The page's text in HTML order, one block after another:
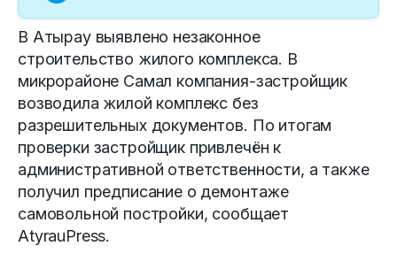
В Атырау выявлено незаконное
строительство жилого комплекса. В
микрорайоне Самал компания-застройщик
возводила жилой комплекс без
разрешительных документов. По итогам
проверки застройщик привлечён к
административной ответственности, а также
получил предписание о демонтаже
самовольной постройки, сообщает
AtyrauPress.